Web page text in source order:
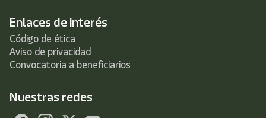
Enlaces de interés
Código de ética
Aviso de privacidad
Convocatoria a beneficiarios
Nuestras redes